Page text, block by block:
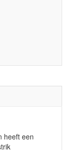
heeft een